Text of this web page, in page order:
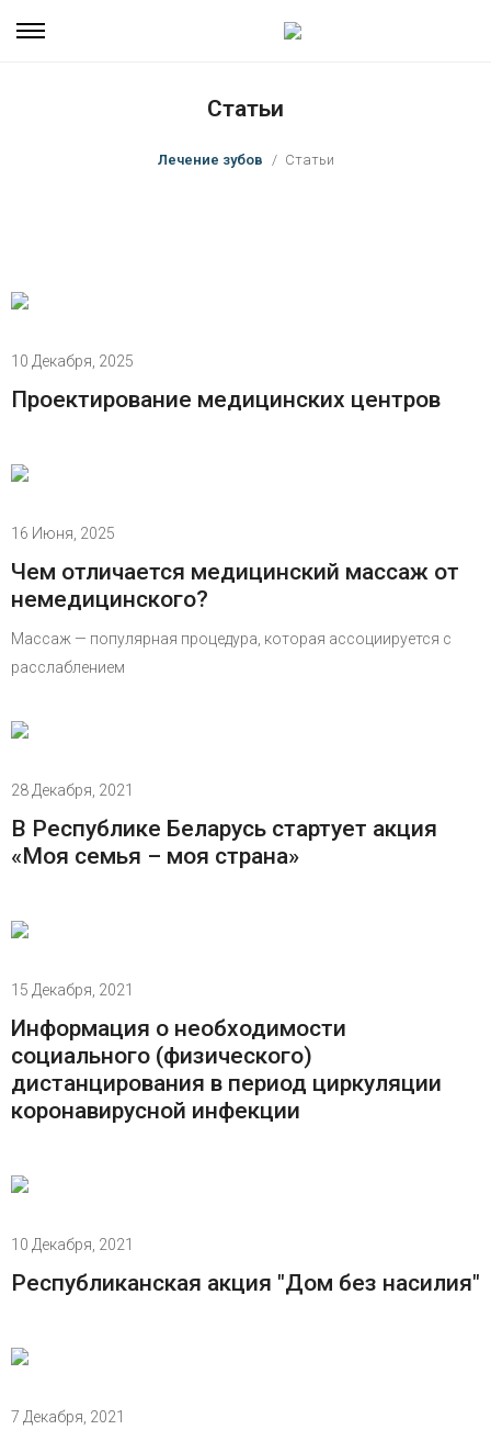
Статьи
Лечение зубов Статьи
10 Декабря, 2025
Проектирование медицинских центров
16 Июня, 2025
Чем отличается медицинский массаж от
немедицинского?
Массаж — популярная процедура, которая ассоциируется с
расслаблением
28 Декабря, 2021
В Республике Беларусь стартует акция
«Моя семья – моя страна»
15 Декабря, 2021
Информация о необходимости
социального (физического)
дистанцирования в период циркуляции
коронавирусной инфекции
10 Декабря, 2021
Республиканская акция "Дом без насилия"
7 Декабря, 2021